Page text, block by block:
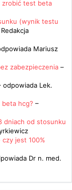
zrobić test beta
(wynik testu
Redakcja
Mariusz
zabezpieczenia –
odpowiada Lek.
hcg? –
dniach od stosunku
jest 100%
Dr n. med.